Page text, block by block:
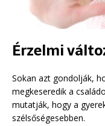
Érzelmi
Sokan azt gondolják,
megkeseredik a
mutatják, hogy a
szélsőségesebben.